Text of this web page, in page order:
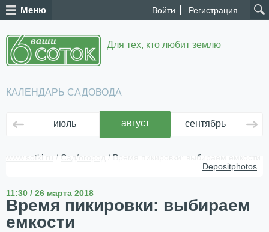
Войти Регистрация
Меню
Для тех, кто любит землю
КАЛЕНДАРЬ САДОВОДА
июль август сентябрь
www.sotki.ru / Сад/огород
/ Время пикировки: выбираем емкости
Depositphotos
11:30 / 26 марта 2018
Время пикировки: выбираем
емкости